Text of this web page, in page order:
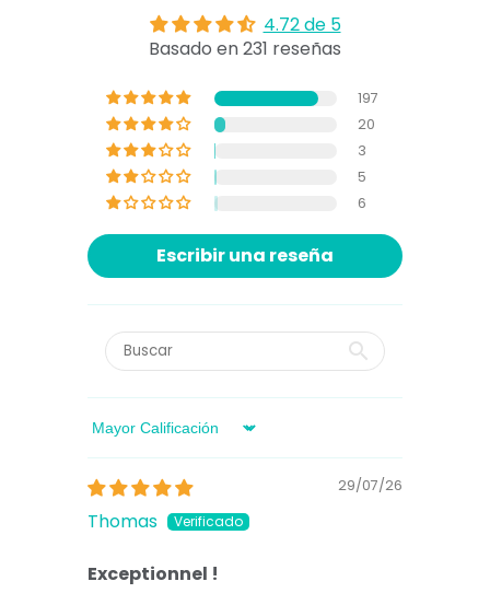
4.72 de 5
Basado en 231 reseñas
197
20
3
5
6
Escribir una reseña
Sort by
29/07/26
Thomas
Exceptionnel !